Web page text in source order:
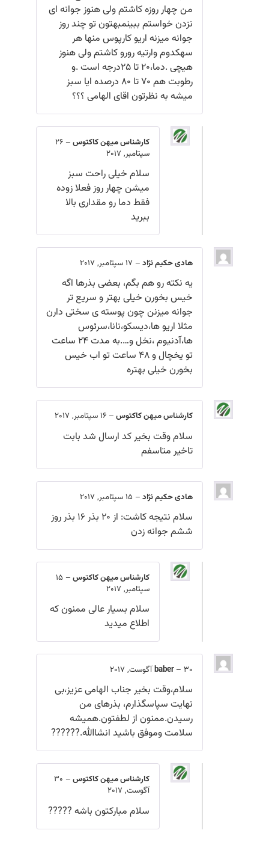
من چهار روزه کاشتم ولی هنوز جوانه ای
نزدن خواستم ببینمبهتون تو چند روز
جوانه میزنه اریو کارپوس منها هر
سهکدوم وارتیه رورو کاشتم ولی هنوز
هیچی .دما،20 تا 25درجه است .و
رطوبت هم 70 تا 80 درصده ایا سبز
میشه به نظرتون اقای الهامی ؟؟؟
کارشناس میهن کاکتوس–
26
سپتامبر, 2017
سلام خیلی راحت سبز
میشن چهار روز فعلا زوده
فقط دما رو مقداری بالا
هادی حکیم نژاد–17 سپتامبر, 2017
یه نکته رو هم بگم، بعضی بذرها اگه
خیس بخورن خیلی بهتر و سریع تر
جوانه میزنن چون پوسته ی سختی دارن
مثلا اریو ها،دیسکو،نانا،سرئوس
ها،آدنیوم ،نخل و….به مدت 24 ساعت
تو یخچال و 48 ساعت تو اب خیس
بخورن خیلی بهتره
کارشناس میهن کاکتوس–16 سپتامبر, 2017
سلام وقت بخیر کد ارسال شد بابت
تاخیر متاسفم
هادی حکیم نژاد–15 سپتامبر, 2017
سلام نتیجه کاشت: از 20 بذر 16 بذر روز
ششم جوانه زدن
کارشناس میهن کاکتوس–
15
سپتامبر, 2017
سلام بسیار عالی ممنون که
اطلاع میدید
baber
سلام،وقت بخیر جناب الهامی عزیز،بی
نهایت سپاسگذارم، بذرهای من
رسیدن.ممنون از لطفتون.همیشه
سلامت وموفق باشید انشاالله.??????
کارشناس میهن کاکتوس–
30
آگوست, 2017
سلام مبارکتون باشه ?????